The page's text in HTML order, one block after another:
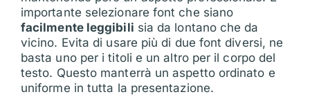
importante selezionare font che siano
facilmente leggibili sia da lontano che da
vicino. Evita di usare più di due font diversi, ne
basta uno per i titoli e un altro per il corpo del
testo. Questo manterrà un aspetto ordinato e
uniforme in tutta la presentazione.